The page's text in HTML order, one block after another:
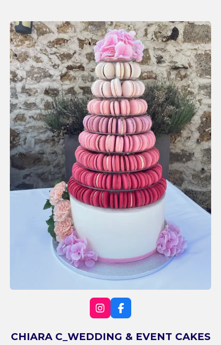
I
n
t
F
a
e
CHIARA C_WEDDING & EVENT CAKES